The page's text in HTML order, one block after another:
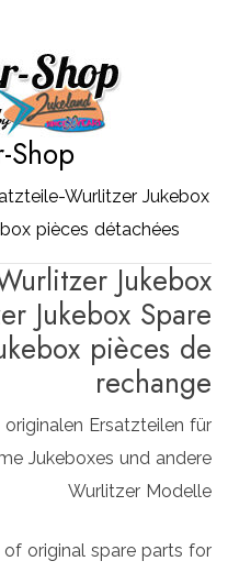
Shop
Wurlitzer Jukebox
pièces détachées
Jukebox
Jukebox Spare
pièces de
rechange
Ersatzteilen für
Jukeboxes und andere
Wurlitzer Modelle
of original spare parts for